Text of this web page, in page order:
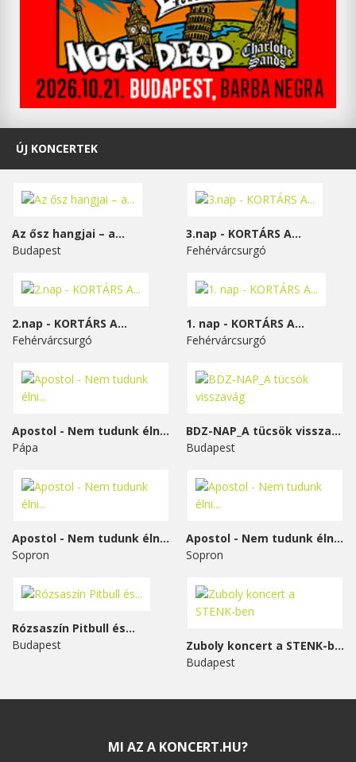
ÚJ KONCERTEK
Az ősz hangjai – a...
Budapest
3.nap - KORTÁRS A...
Fehérvárcsurgó
2.nap - KORTÁRS A...
Fehérvárcsurgó
1. nap - KORTÁRS A...
Fehérvárcsurgó
Apostol - Nem tudunk élni...
Pápa
BDZ-NAP_A tücsök visszavág
Budapest
Apostol - Nem tudunk élni...
Sopron
Apostol - Nem tudunk élni...
Sopron
Rózsaszín Pitbull és...
Budapest
Zuboly koncert a STENK-ben
Budapest
MI AZ A KONCERT.HU?